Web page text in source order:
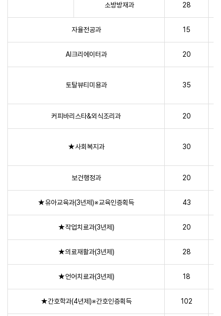
소방방재과 28
자율전공과 15
AI크리에이터과 20
토탈뷰티미용과 35
커피바리스타&외식조리과 20
★사회복지과 30
보건행정과 20
★유아교육과(3년제)※교육인증획득 43
★작업치료과(3년제) 20
★의료재활과(3년제) 28
★언어치료과(3년제) 18
★간호학과(4년제)※간호인증획득 102